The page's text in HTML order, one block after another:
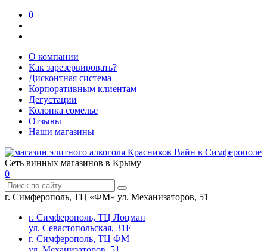
0
О компании
Как зарезервировать?
Дисконтная система
Корпоративным клиентам
Дегустации
Колонка сомелье
Отзывы
Наши магазины
Сеть винных магазинов в Крыму
0
г. Симферополь, ТЦ «ФМ» ул. Механизаторов, 51
г. Симферополь, ТЦ Лоцман
ул. Севастопольская, 31Е
г. Симферополь, ТЦ ФМ